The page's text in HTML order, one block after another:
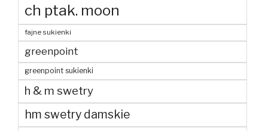
ch ptak. moon
fajne sukienki
greenpoint
greenpoint sukienki
h & m swetry
hm swetry damskie